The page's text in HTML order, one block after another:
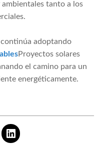
tanto a los
adoptando
Proyectos solares
el camino para un
energéticamente.